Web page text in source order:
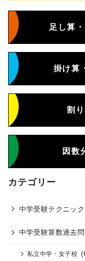
足し算
掛け算
割
因数
カテゴリー
中学受験テクニック
中学受験算数過去問
私立中学・女子校